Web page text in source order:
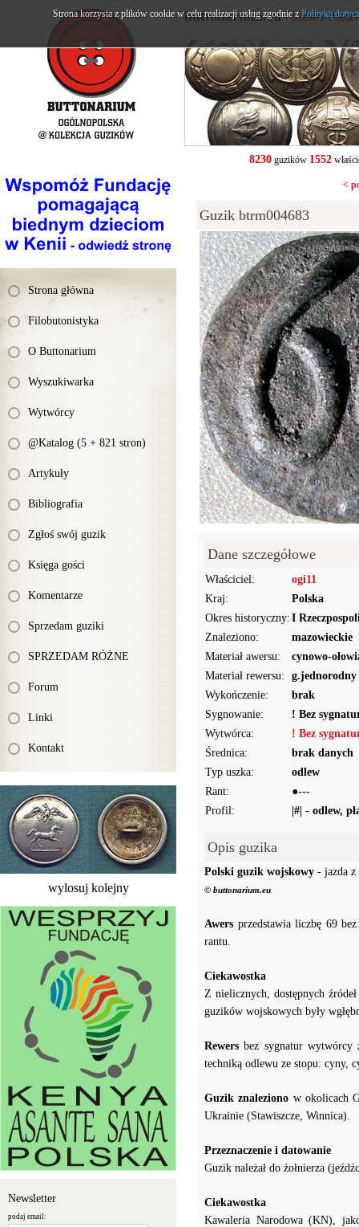
Strona główna
Filobutonistyka
O Buttonarium
Wyszukiwarka
Wytwórcy
@Katalog (5 + 821 stron)
Artykuły
Bibliografia
Zgłoś swój guzik
Księga gości
Komentarze
Sprzedam guziki
SPRZEDAM RÓŻNE
Forum
Linki
Kontakt
wylosuj kolejny
Newsletter
podaj email:
buttonarium.eu- Strona
8230guzików 1552
<
Guzik btrm004683
Dane szczegółowe
Właściciel:
ogi11
Kraj:
Polska
Okres historyczny: I
Znaleziono:
mazowieckie
Materiał awersu:
cynowo-
Materiał rewersu:
g.jednorodny
Wykończenie:
brak
Sygnowanie:
! Bez
Wytwórca:
! Bez
Średnica:
brak danych
Typ uszka:
odlew
Rant:
●---
Profil:
|#| - odlew,
Opis guzika
Polski guzik wojskowy - jazda z
© buttonarium.eu
Awers przedstawia liczbę 69
rantu.
Ciekawostka
Z nielicznych, dostępnych
guzików wojskowych były
Rewers bez sygnatur wytwórcy
techniką odlewu ze stopu: cyny,
Guzik znaleziono w okolicach
Ukrainie (Stawiszcze, Winnica).
Przeznaczenie i datowanie
Guzik należał do żołnierza
Ciekawostka
Kawaleria Narodowa (KN),
Strona korzysta z plików cookie w celu realizacji usług zgodnie zPolityką